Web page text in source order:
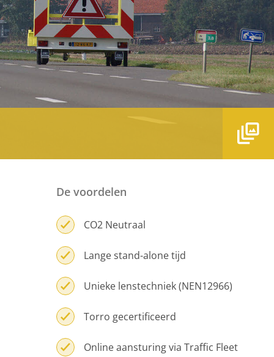
De voordelen
CO2 Neutraal
Lange stand-alone tijd
Unieke lenstechniek (NEN12966)
Torro gecertificeerd
Online aansturing via Traffic Fleet